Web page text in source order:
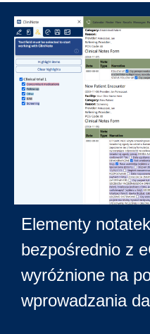
Elementy
bezpośrednio z
wyróżnione na
wprowadzania